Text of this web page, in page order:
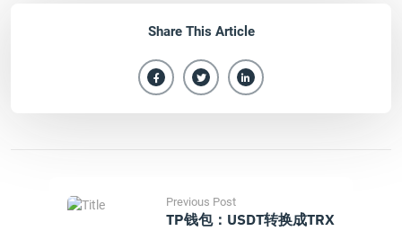
Share This Article
Previous Post
TP钱包：USDT转换成TRX